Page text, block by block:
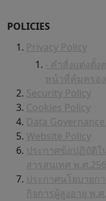
POLICIES
Privacy Policy
- คำสั่งแต่งตั้
หน้าที่คุ้มครอ
Security Policy
Cookies Policy
Data
Website Policy
ประกาศข้อปฏิบัติ
สารสนเทศ พ.ศ
ประกาศนโยบาย
กิจการผู้สูงอายุ พ.ศ